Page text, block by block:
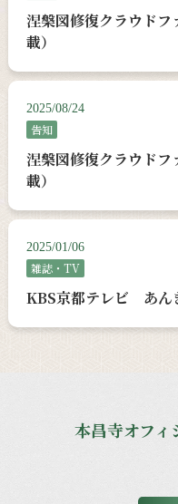
涅槃図修復クラウド
載）
2025/08/24
告知
涅槃図修復クラウド
載）
2025/01/06
雑誌・TV
KBS京都テレビ あ
本昌寺オフィ